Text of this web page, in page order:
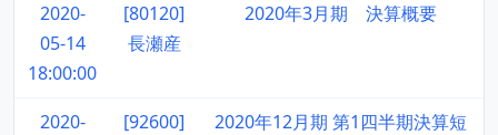
2020-
05-14
18:00:00
[80120]
長瀬産
2020年3月期 決算概要
2020-
[92600]
2020年12月期 第1四半期決算短